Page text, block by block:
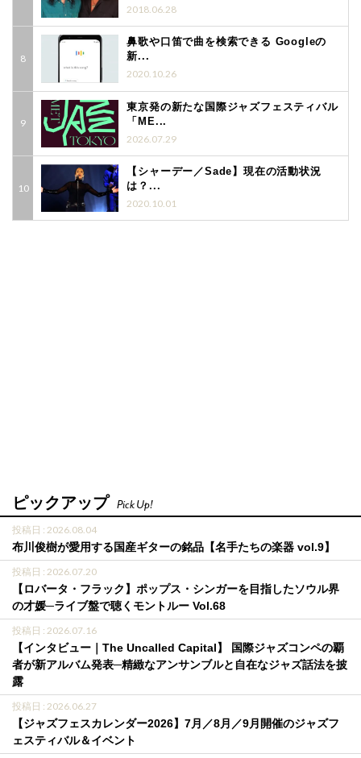
2018.06.28
鼻歌や口笛で曲を検索できる Googleの
新...
2020.10.26
東京発の新たな国際ジャズフェスティバル
「ME...
2026.07.29
【シャーデー／Sade】現在の活動状況
は？...
2020.10.01
ピックアップ Pick Up!
投稿日 : 2026.08.04
布川俊樹が愛用する国産ギターの銘品【名手たちの楽器 vol.9】
投稿日 : 2026.07.20
【ロバータ・フラック】ポップス・シンガーを目指したソウル界
の才媛─ライブ盤で聴くモントルー Vol.68
投稿日 : 2026.07.16
【インタビュー｜The Uncalled Capital】 国際ジャズコンペの覇
者が新アルバム発表─精緻なアンサンブルと自在なジャズ話法を披
露
投稿日 : 2026.06.27
【ジャズフェスカレンダー2026】7月／8月／9月開催のジャズフ
ェスティバル＆イベント